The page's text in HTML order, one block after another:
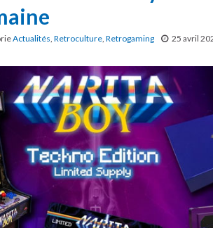
Actualités, Retroculture, Retrogaming 25 avril